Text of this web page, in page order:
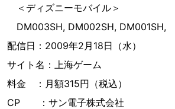
＜ディズニーモバイル＞
DM003SH, DM002SH, DM001SH,
配信日：2009年2月18日（水）
サイト名：上海ゲーム
料金 ：月額315円（税込）
CP ：サン電子株式会社